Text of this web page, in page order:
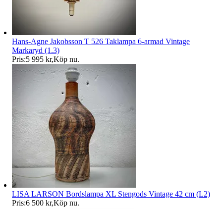
Hans-Agne Jakobsson T 526 Taklampa 6-armad Vintage
Markaryd (1.3)
Pris:5 995 kr,Köp nu.
LISA LARSON Bordslampa XL Stengods Vintage 42 cm (L2)
Pris:6 500 kr,Köp nu.